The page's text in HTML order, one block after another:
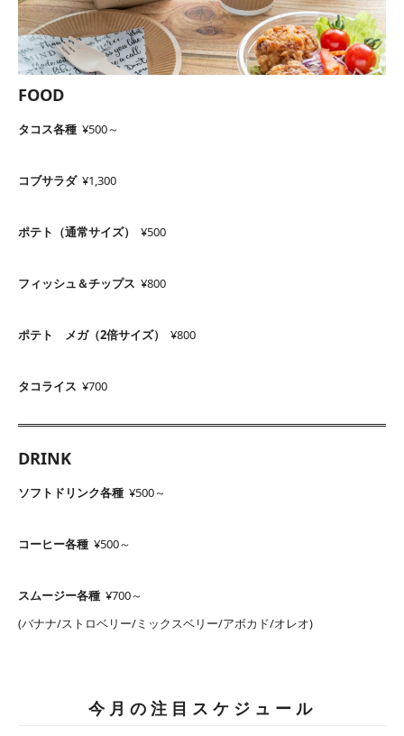
FOOD
タコス各種 ¥500～
コブサラダ ¥1,300
ポテト（通常サイズ） ¥500
フィッシュ＆チップス ¥800
ポテト メガ（2倍サイズ） ¥800
タコライス ¥700
DRINK
ソフトドリンク各種 ¥500～
コーヒー各種 ¥500～
スムージー各種 ¥700～
(バナナ/ストロベリー/ミックスベリー/アボカド/オレオ)
今月の注目スケジュール